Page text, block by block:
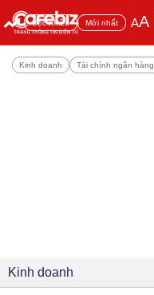
Đọc nhiều Mới nhất AA
Kinh doanh Tài chính ngân hàng
Kinh doanh